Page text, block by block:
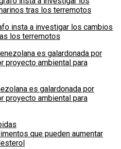
insta a investigar los cambios
los terremotos
es galardonada por
proyecto ambiental para